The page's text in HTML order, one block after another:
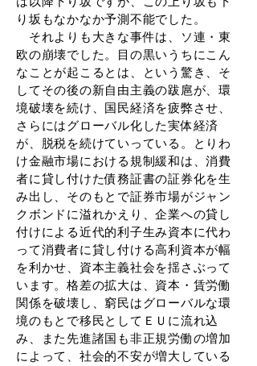
り坂もなかなか予測不能でした。
それよりも大きな事件は、ソ連・東
欧の崩壊でした。目の黒いうちにこん
なことが起こるとは、という驚き、そ
してその後の新自由主義の跋扈が、環
境破壊を続け、国民経済を疲弊させ、
さらにはグローバル化した実体経済
が、脱税を続けていっている。とりわ
け金融市場における規制緩和は、消費
者に貸し付けた債務証書の証券化を生
み出し、そのもとで証券市場がジャン
クボンドに溢れかえり、企業への貸し
付けによる近代的利子生み資本に代わ
って消費者に貸し付ける高利資本が幅
を利かせ、資本主義社会を揺さぶって
います。格差の拡大は、資本・賃労働
関係を破壊し、窮民はグローバルな環
境のもとで移民としてＥＵに流れ込
み、また先進諸国も非正規労働の増加
によって、社会的不安が増大している